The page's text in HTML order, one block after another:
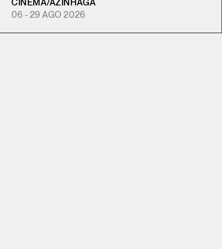
CINEMA/AZINHAGA
06 - 29 AGO 2026